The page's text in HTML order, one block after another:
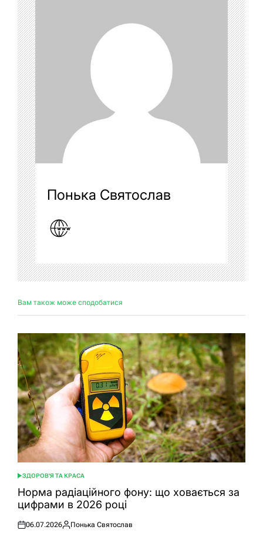
Понька Святослав
Вам також може сподобатися
ОПУБЛІКУВАТИ
У
ЗДОРОВ'Я ТА КРАСА
Норма радіаційного фону: що ховається за
цифрами в 2026 році
Оприлюднено
06.07.2026
Опубліковано
Понька Святослав